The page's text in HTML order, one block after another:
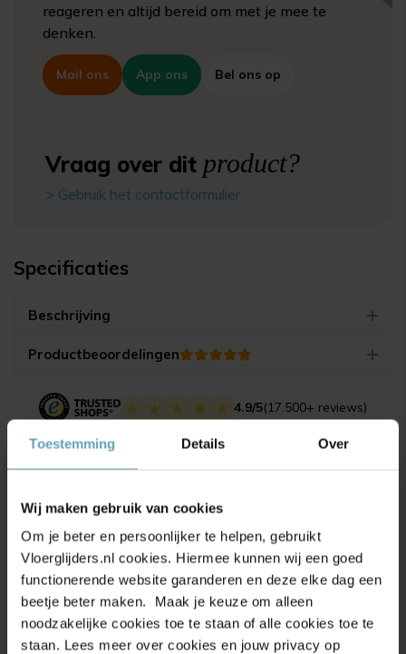
Toestemming Details Over
Wij maken gebruik van cookies
Om je beter en persoonlijker te helpen, gebruikt
Vloerglijders.nl cookies. Hiermee kunnen wij een goed
functionerende website garanderen en deze elke dag een
beetje beter maken. Maak je keuze om alleen
noodzakelijke cookies toe te staan of alle cookies toe te
staan. Lees meer over cookies en jouw privacy op
reageren en altijd bereid om met je mee te
denken.
Mail ons App ons Bel ons op
Vraag over dit product?
> Gebruik het contactformulier
Specificaties
Beschrijving
Productbeoordelingen
4.9/5(17.500+ reviews)
Uniekekortingsacties
inspiratieontvangen?
Schrijf je in voor onze nieuwsbrief. Ontvang
exclusieve kortingen,leuketips, en 5% korting
je eerste bestelling.